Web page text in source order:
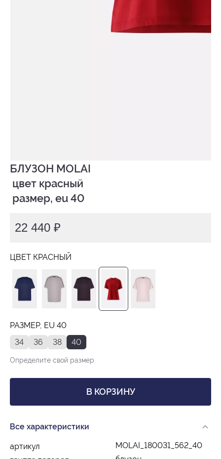
БЛУЗОН MOLAI
размер, eu 40
22 440 ₽
ЦВЕТ КРАСНЫЙ
РАЗМЕР, EU 40
34
36 38 40
Определите свой размер
В КОРЗИНУ
Все характеристики
артикул
MOLAI_180031_562_40